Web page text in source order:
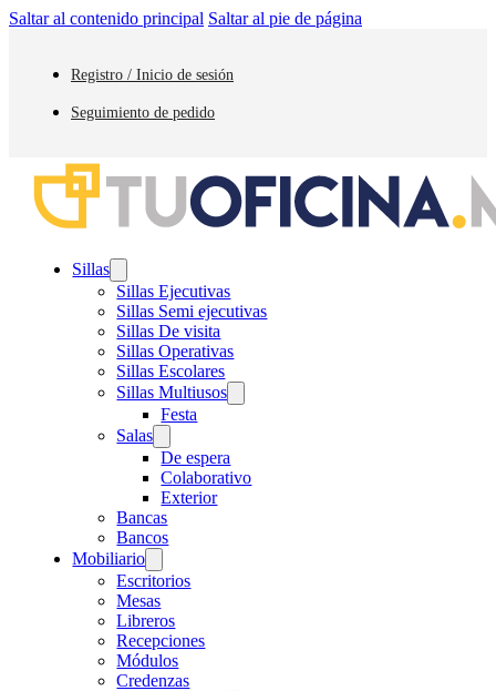
Saltar al contenido principal Saltar al pie de página
Registro / Inicio de sesión
Seguimiento de pedido
Sillas
Sillas Ejecutivas
Sillas Semi ejecutivas
Sillas De visita
Sillas Operativas
Sillas Escolares
Sillas Multiusos
Festa
Salas
De espera
Colaborativo
Exterior
Bancas
Bancos
Mobiliario
Escritorios
Mesas
Libreros
Recepciones
Módulos
Credenzas